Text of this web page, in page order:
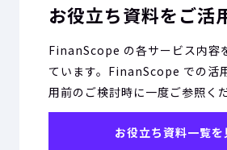
お役立ち資料をご活
FinanScope の各サービス内容
ています。FinanScope での活
用前のご検討時に一度ご参照くだ
お役立ち資料一覧を